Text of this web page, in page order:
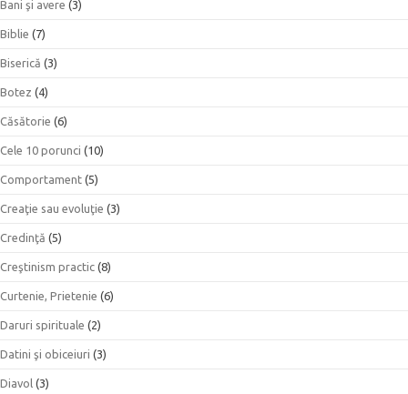
Bani şi avere (3)
Biblie (7)
Biserică (3)
Botez (4)
Căsătorie (6)
Cele 10 porunci (10)
Comportament (5)
Creaţie sau evoluţie (3)
Credinţă (5)
Creştinism practic (8)
Curtenie, Prietenie (6)
Daruri spirituale (2)
Datini şi obiceiuri (3)
Diavol (3)